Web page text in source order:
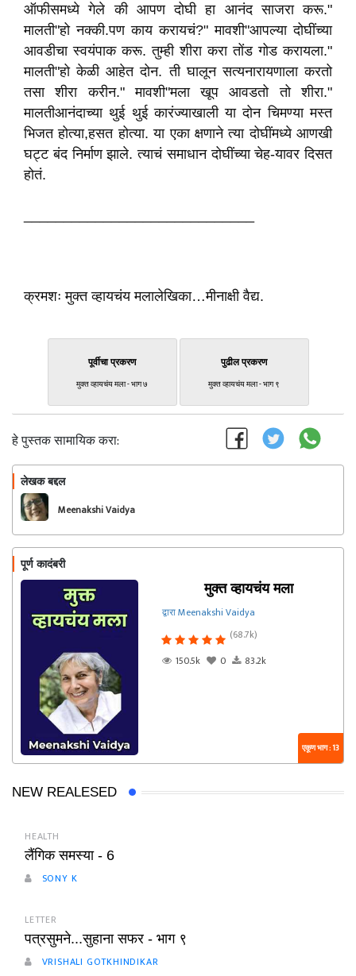
ऑफीसमध्ये गेले की आपण दोघी हा आनंद साजरा करू."
मालती"हो नक्की.पण काय करायचं?" मावशी"आपल्या दोघींच्या
आवडीचा स्वयंपाक करू. तुम्ही शीरा करा तोंड गोड करायला."
मालती"हो केळी आहेत दोन. ती घालून सत्यनारायणाला करतो
तसा शीरा करीन." मावशी"मला खूप आवडतो तो शीरा."
मालतीआनंदाच्या थुई थुई कारंज्याखाली या दोन चिमण्या मस्त
भिजत होत्या,हसत होत्या. या एका क्षणाने त्या दोघींमध्ये आणखी
घट्ट बंद निर्माण झाले. त्याचं समाधान दोघींच्या चेह-यावर दिसत
होतं.
क्रमशः मुक्त व्हायचंय मलालेखिका…मीनाक्षी वैद्य.
पूर्वीचा प्रकरण
मुक्त व्हायचंय मला - भाग ७
पुढील प्रकरण
मुक्त व्हायचंय मला - भाग ९
हे पुस्तक सामायिक करा:
लेखक बद्दल
Meenakshi Vaidya
पूर्ण कादंबरी
मुक्त व्हायचंय मला
द्वारा Meenakshi Vaidya
(68.7k)
150.5k
0 83.2k
एकूण भाग : 13
NEW REALESED
HEALTH
लैंगिक समस्या - 6
SONY K
LETTER
पत्रसुमने...सुहाना सफर - भाग ९
VRISHALI GOTKHINDIKAR